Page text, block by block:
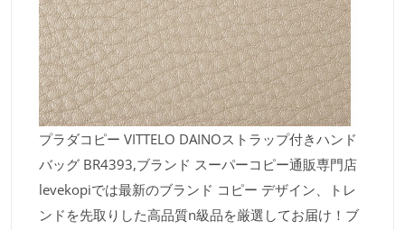
プラダコピー VITTELO DAINOストラップ付きハンド
バッグ BR4393,ブランド スーパーコピー通販専門店
levekopiでは最新のブランド コピー デザイン、トレ
ンドを先取りした高品質n級品を厳選してお届け！ブ